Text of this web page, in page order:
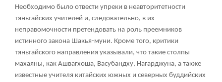
Необходимо было отвести упреки в неавторитетности
тяньтайских учителей и, следовательно, в их
неправомочности претендовать на роль преемников
истинного закона Шакья-муни. Кроме того, критики
тяньтайского направления указывали, что такие столпы
махаяны, как Ашвагхоша, Васубандху, Нагарджуна, а также
известные учителя китайских южных и северных буддийских